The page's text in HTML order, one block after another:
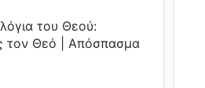
του Θεού:
τον Θεό | Απόσπασμα